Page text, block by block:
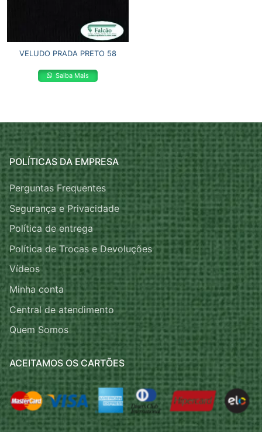
VELUDO PRADA PRETO 58
Saiba Mais
POLÍTICAS DA EMPRESA
Perguntas Frequentes
Segurança e Privacidade
Política de entrega
Política de Trocas e Devoluções
Vídeos
Minha conta
Central de atendimento
Quem Somos
ACEITAMOS OS CARTÕES